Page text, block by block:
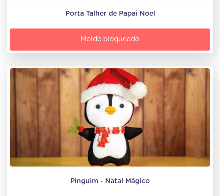
Porta Talher de Papai Noel
Molde bloqueado
Pinguim - Natal Mágico